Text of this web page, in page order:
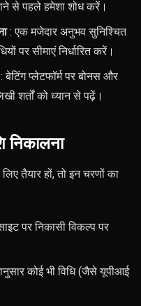
से पहले हमेशा शोध करें।
: एक मजेदार अनुभव सुनिश्चित
पर सीमाएं निर्धारित करें।
बेटिंग प्लेटफॉर्म पर बोनस और
शर्तों को ध्यान से पढ़ें।
निकालना
तैयार हों, तो इन चरणों का
पर निकासी विकल्प पर
कोई भी विधि (जैसे यूपीआई